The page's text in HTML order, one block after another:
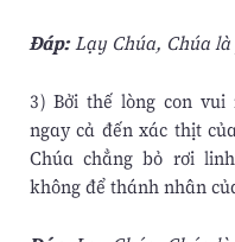
Ðáp:Lạy Chúa, Chúa
3) Bởi thế lòng con
ngay cả đến xác thịt
Chúa chẳng bỏ rơi
không để thánh nhân